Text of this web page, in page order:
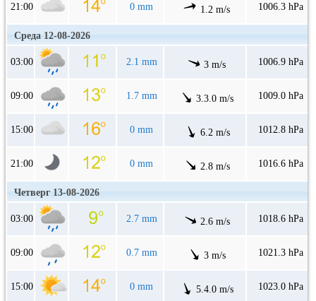
21:00 0 mm 1.2 m/s 1006.3 hPa
Среда 12-08-2026
03:00 2.1 mm 3 m/s 1006.9 hPa
09:00 1.7 mm 3.3.0 m/s 1009.0 hPa
15:00 0 mm 6.2 m/s 1012.8 hPa
21:00 0 mm 2.8 m/s 1016.6 hPa
Четверг 13-08-2026
03:00 2.7 mm 2.6 m/s 1018.6 hPa
09:00 0.7 mm 3 m/s 1021.3 hPa
15:00 0 mm 5.4.0 m/s 1023.0 hPa